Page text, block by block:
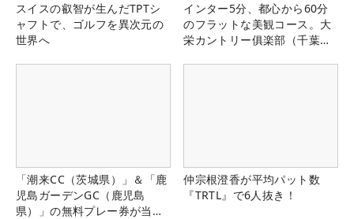
スイスの叡智が生んだTPTシ
ャフトで、ゴルフを異次元の
世界へ
インター5分、都心から60分
のフラットな美観コース。大
栄カントリー俱楽部（千葉
「潮来CC（茨城県）」＆「鹿
児島ガーデンGC（鹿児島
県）」の無料プレー券が当た
仲宗根澄香が平均パット数
『TRTL』で6人抜き！